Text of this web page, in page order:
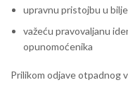
upravnu pristojbu u
važeću pravovaljanu
opunomoćenika
Prilikom odjave otpadnog